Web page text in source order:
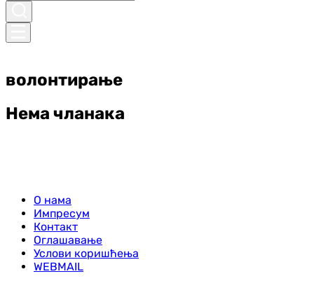
волонтирање
Нема чланака
О нама
Импресум
Контакт
Оглашавање
Услови коришћења
WEBMAIL